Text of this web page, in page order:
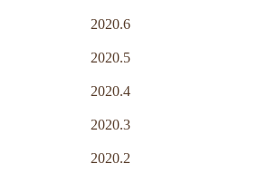
2020.6
2020.5
2020.4
2020.3
2020.2